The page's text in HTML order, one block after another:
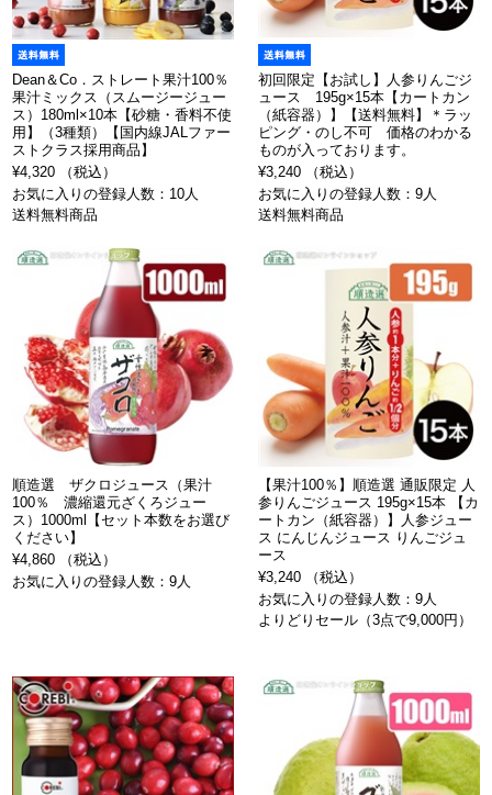
Dean＆Co．ストレート果汁100％
果汁ミックス（スムージージュー
ス）180ml×10本【砂糖・香料不使
用】（3種類）【国内線JALファー
ストクラス採用商品】
¥4,320 （税込）
お気に入りの登録人数：10人
送料無料商品
初回限定【お試し】人参りんごジ
ュース 195g×15本【カートカン
（紙容器）】【送料無料】＊ラッ
ピング・のし不可 価格のわかる
ものが入っております。
¥3,240 （税込）
お気に入りの登録人数：9人
送料無料商品
順造選 ザクロジュース（果汁
100％ 濃縮還元ざくろジュー
ス）1000ml【セット本数をお選び
ください】
¥4,860 （税込）
お気に入りの登録人数：9人
【果汁100％】順造選 通販限定 人
参りんごジュース 195g×15本 【カ
ートカン（紙容器）】人参ジュー
ス にんじんジュース りんごジュ
ース
¥3,240 （税込）
お気に入りの登録人数：9人
よりどりセール（3点で9,000円）